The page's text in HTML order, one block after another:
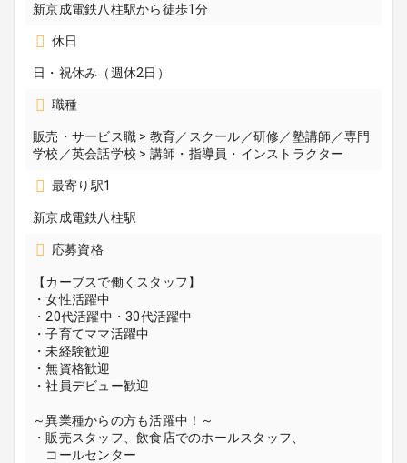
新京成電鉄八柱駅から徒歩1分
休日
日・祝休み（週休2日）
職種
販売・サービス職 > 教育／スクール／研修／塾講師／専門
学校／英会話学校 > 講師・指導員・インストラクター
最寄り駅1
新京成電鉄八柱駅
応募資格
【カーブスで働くスタッフ】
・女性活躍中
・20代活躍中・30代活躍中
・子育てママ活躍中
・未経験歓迎
・無資格歓迎
・社員デビュー歓迎
～異業種からの方も活躍中！～
・販売スタッフ、飲食店でのホールスタッフ、
コールセンター